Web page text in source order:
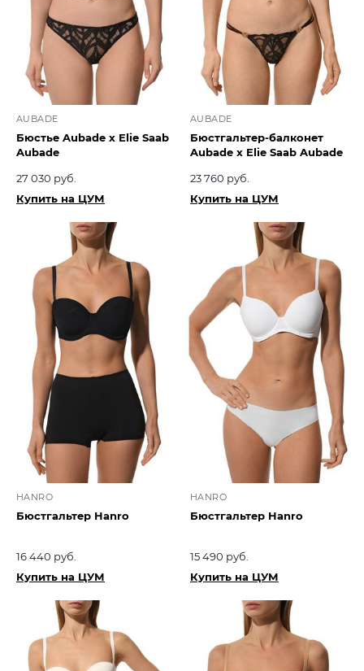
AUBADE
Бюстье Aubade x Elie Saab
Aubade
27 030 руб.
Купить на ЦУМ
AUBADE
Бюстгальтер-балконет
Aubade x Elie Saab Aubade
23 760 руб.
Купить на ЦУМ
HANRO
Бюстгальтер Hanro
16 440 руб.
Купить на ЦУМ
HANRO
Бюстгальтер Hanro
15 490 руб.
Купить на ЦУМ